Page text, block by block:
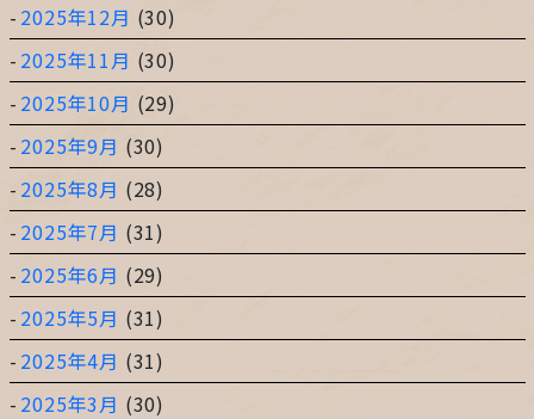
2025年12月 (30)
2025年11月 (30)
2025年10月 (29)
2025年9月 (30)
2025年8月 (28)
2025年7月 (31)
2025年6月 (29)
2025年5月 (31)
2025年4月 (31)
2025年3月 (30)